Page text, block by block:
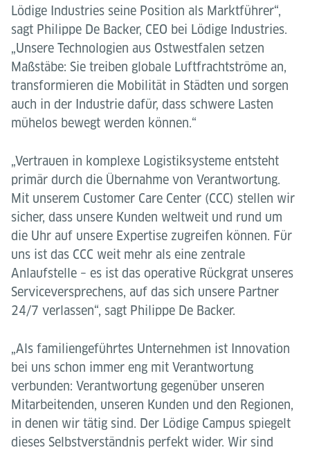
Lödige Industries seine Position als Marktführer“,
sagt Philippe De Backer, CEO bei Lödige Industries.
„Unsere Technologien aus Ostwestfalen setzen
Maßstäbe: Sie treiben globale Luftfrachtströme an,
transformieren die Mobilität in Städten und sorgen
auch in der Industrie dafür, dass schwere Lasten
mühelos bewegt werden können.“
„Vertrauen in komplexe Logistiksysteme entsteht
primär durch die Übernahme von Verantwortung.
Mit unserem Customer Care Center (CCC) stellen wir
sicher, dass unsere Kunden weltweit und rund um
die Uhr auf unsere Expertise zugreifen können. Für
uns ist das CCC weit mehr als eine zentrale
Anlaufstelle – es ist das operative Rückgrat unseres
Serviceversprechens, auf das sich unsere Partner
24/7 verlassen“, sagt Philippe De Backer.
„Als familiengeführtes Unternehmen ist Innovation
bei uns schon immer eng mit Verantwortung
verbunden: Verantwortung gegenüber unseren
Mitarbeitenden, unseren Kunden und den Regionen,
in denen wir tätig sind. Der Lödige Campus spiegelt
dieses Selbstverständnis perfekt wider. Wir sind